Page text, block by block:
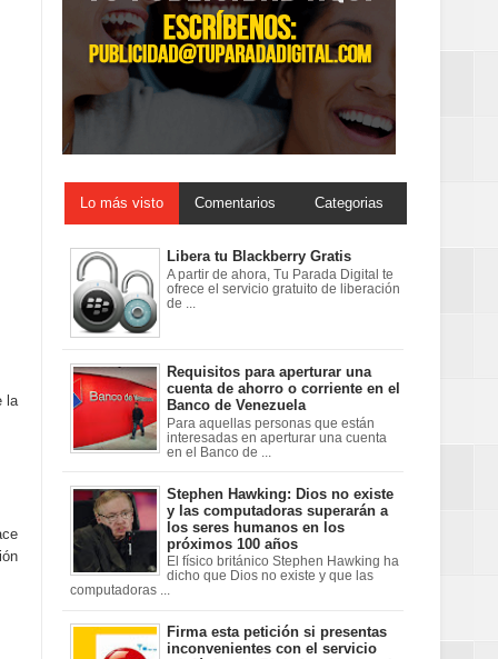
la
Lo más visto Comentarios Categorias
Libera tu Blackberry Gratis
A partir de ahora, Tu Parada Digital te
ofrece el servicio gratuito de liberación
de ...
Requisitos para aperturar una
cuenta de ahorro o corriente en el
Banco de Venezuela
Para aquellas personas que están
interesadas en aperturar una cuenta
en el Banco de ...
Stephen Hawking: Dios no existe
y las computadoras superarán a
los seres humanos en los
próximos 100 años
El físico británico Stephen Hawking ha
dicho que Dios no existe y que las
computadoras ...
Firma esta petición si presentas
inconvenientes con el servicio